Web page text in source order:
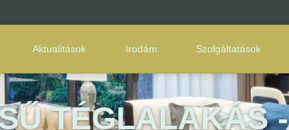
Aktualitások Irodám Szolgáltatások
TÉGLALAKÁS -